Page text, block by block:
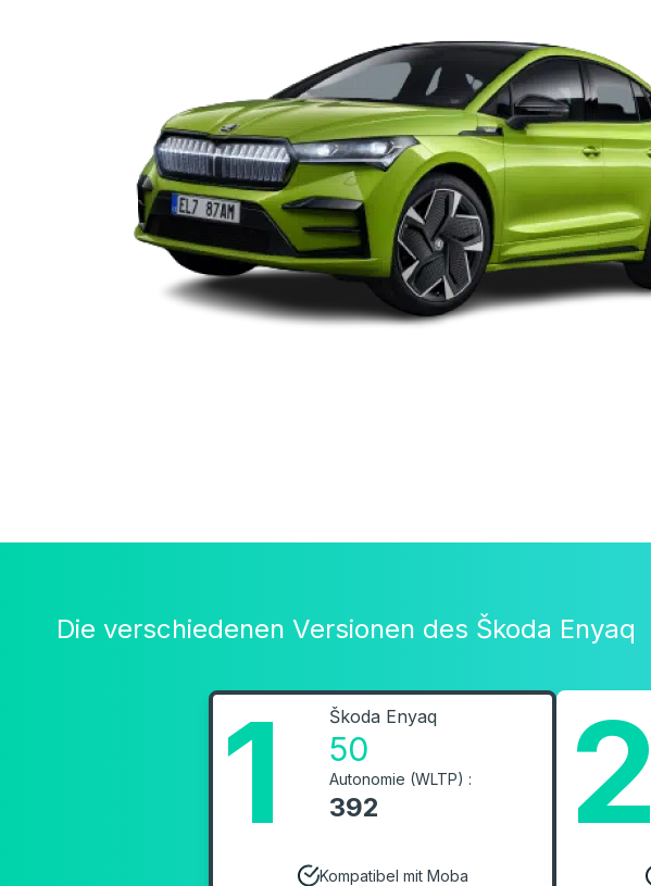
Die verschiedenen Versionen des Škoda Enyaq
1 Škoda Enyaq
50
Autonomie (WLTP) :
392
Kompatibel mit Moba
2